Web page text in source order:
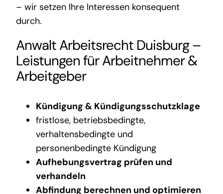
– wir setzen Ihre Interessen konsequent
durch.
Anwalt Arbeitsrecht Duisburg –
Leistungen für Arbeitnehmer &
Arbeitgeber
Kündigung & Kündigungsschutzklage
fristlose, betriebsbedingte,
verhaltensbedingte und
personenbedingte Kündigung
Aufhebungsvertrag prüfen und
verhandeln
Abfindung berechnen und optimieren